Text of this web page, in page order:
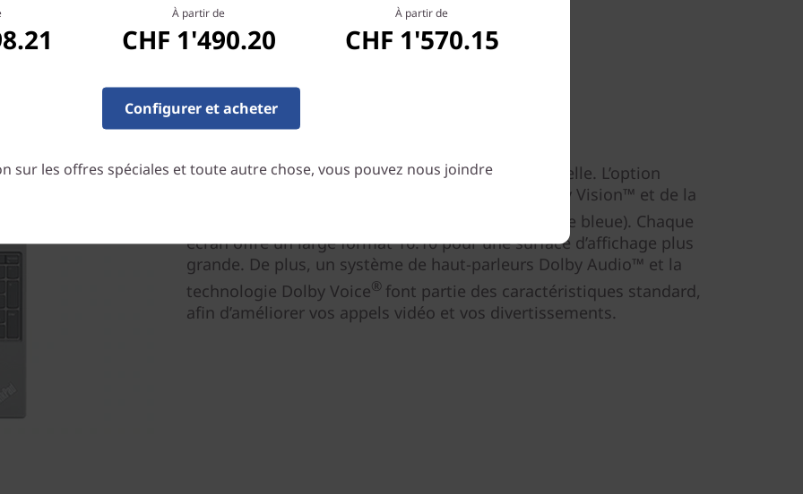
Dans le domaine audiovisuel, le ThinkPad T16 excelle. L’option
d’écran tactile de 40,64 cm (16") bénéficie du Dolby Vision™ et de la
(faibles émissions de lumière bleue). Chaque
écran offre un large format 16:10 pour une surface d’affichage plus
grande. De plus, un système de haut-parleurs Dolby Audio™ et la
technologie Dolby Voice® font partie des caractéristiques standard,
afin d’améliorer vos appels vidéo et vos divertissements.
À partir de
CHF 1'490.20
À partir de
CHF 1'570.15
Configurer et acheter
sur les offres spéciales et toute autre chose, vous pouvez nous joindre